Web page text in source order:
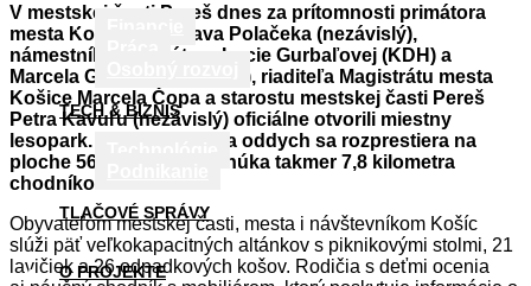
TECH & BIZNIS
TLAČOVÉ SPRÁVY
O PROJEKTE
V mestskej časti Pereš dnes za prítomnosti primátora
mesta Košice Jaroslava Polačeka (nezávislý),
námestníkov primátora Lucie Gurbaľovej (KDH) a
Marcela Gibódu (nezávislý), riaditeľa Magistrátu mesta
Košice Marcela Čopa a starostu mestskej časti Pereš
Petra Kavuľu (nezávislý) oficiálne otvorili miestny
lesopark. Nové miesto na oddych sa rozprestiera na
ploche 56 hektárov a ponúka takmer 7,8 kilometra
chodníkov.
Obyvateľom mestskej časti, mesta i návštevníkom Košíc
slúži päť veľkokapacitných altánkov s piknikovými stolmi, 21
lavičiek a 26 odpadkových košov. Rodičia s deťmi ocenia